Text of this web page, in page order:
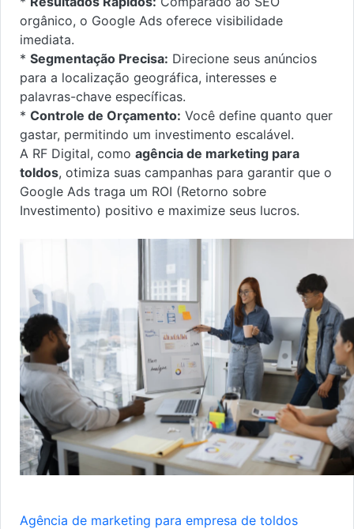
orgânico, o Google Ads oferece visibilidade
imediata.
* Segmentação Precisa: Direcione seus anúncios
para a localização geográfica, interesses e
palavras-chave específicas.
* Controle de Orçamento: Você define quanto quer
gastar, permitindo um investimento escalável.
A RF Digital, como agência de marketing para
toldos, otimiza suas campanhas para garantir que o
Google Ads traga um ROI (Retorno sobre
Investimento) positivo e maximize seus lucros.
Agência de marketing para empresa de toldos